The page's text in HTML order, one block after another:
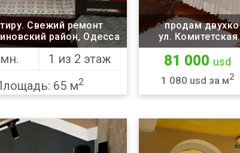
Свежий ремонт
район, Одесса
1 из 2 этаж
65 м2
продам
ул.
81 000 usd
1 080 usd за м2